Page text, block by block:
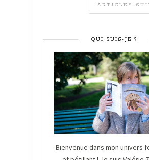
ARTICLES
QUI SUIS-JE ?
Bienvenue dans mon univers